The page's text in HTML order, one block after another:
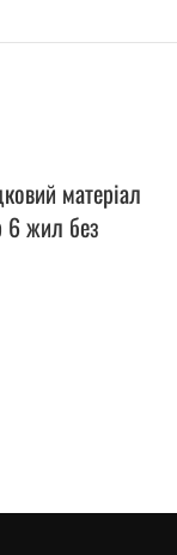
матеріал
жил без